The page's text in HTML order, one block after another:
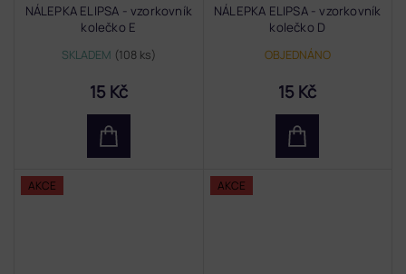
NÁLEPKA ELIPSA - vzorkovník
kolečko E
SKLADEM (108 ks)
15 Kč
NÁLEPKA ELIPSA - vzorkovník
kolečko D
OBJEDNÁNO
15 Kč
AKCE AKCE